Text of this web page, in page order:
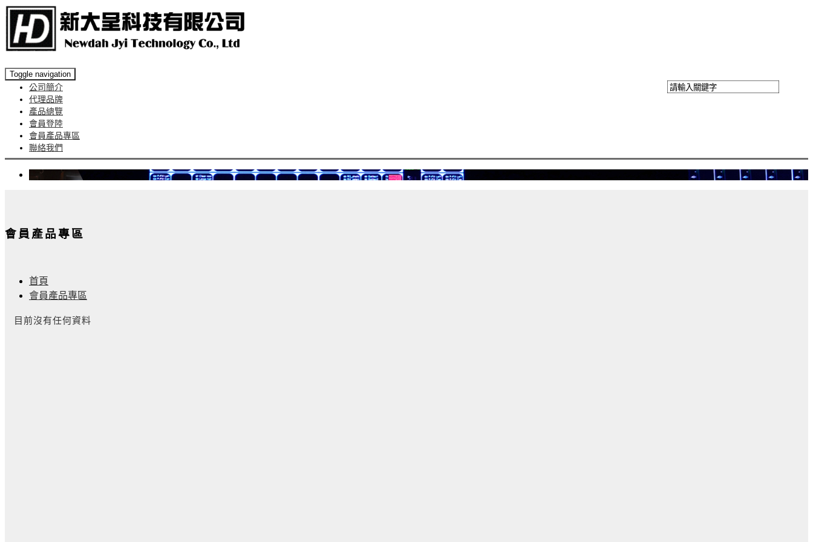
Toggle navigation
公司簡介
代理品牌
產品總覽
會員登陸
會員產品專區
聯絡我們
會員產品專區
首頁
會員產品專區
目前沒有任何資料